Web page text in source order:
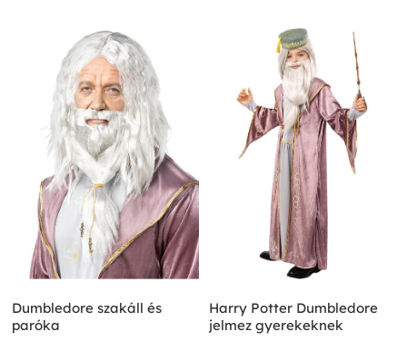
Dumbledore szakáll és
paróka
Harry Potter Dumbledore
jelmez gyerekeknek